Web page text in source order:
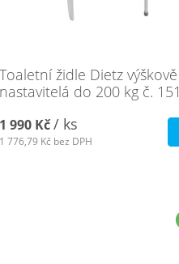
Toaletní židle Dietz výškově
nastavitelá do 200 kg č. 151
1 990 Kč/ ks
1 776,79 Kč bez DPH